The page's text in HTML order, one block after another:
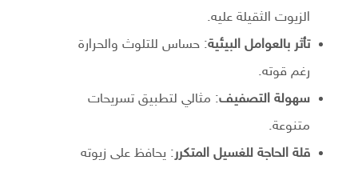
الزيوت الثقيلة عليه.
تأثر بالعوامل البيئية: حساس للتلوث والحرارة
رغم قوته.
سهولة التصفيف: مثالي لتطبيق تسريحات
متنوعة.
قلة الحاجة للغسيل المتكرر: يحافظ على زيوته